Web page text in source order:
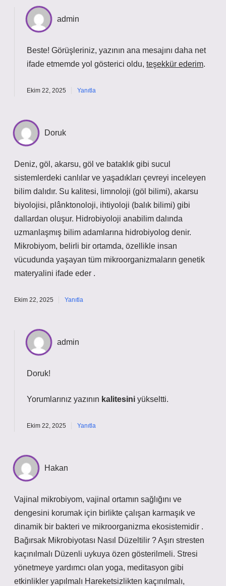
admin
Beste! Görüşleriniz, yazının ana mesajını daha net
ifade etmemde yol gösterici oldu, teşekkür ederim.
Ekim 22, 2025 Yanıtla
Doruk
Deniz, göl, akarsu, göl ve bataklık gibi sucul
sistemlerdeki canlılar ve yaşadıkları çevreyi inceleyen
bilim dalıdır. Su kalitesi, limnoloji (göl bilimi), akarsu
biyolojisi, plânktonoloji, ihtiyoloji (balık bilimi) gibi
dallardan oluşur. Hidrobiyoloji anabilim dalında
uzmanlaşmış bilim adamlarına hidrobiyolog denir.
Mikrobiyom, belirli bir ortamda, özellikle insan
vücudunda yaşayan tüm mikroorganizmaların genetik
materyalini ifade eder .
Ekim 22, 2025 Yanıtla
admin
Doruk!
Yorumlarınız yazının kalitesini yükseltti.
Ekim 22, 2025 Yanıtla
Hakan
Vajinal mikrobiyom, vajinal ortamın sağlığını ve
dengesini korumak için birlikte çalışan karmaşık ve
dinamik bir bakteri ve mikroorganizma ekosistemidir .
Bağırsak Mikrobiyotası Nasıl Düzeltilir ? Aşırı stresten
kaçınılmalı Düzenli uykuya özen gösterilmeli. Stresi
yönetmeye yardımcı olan yoga, meditasyon gibi
etkinlikler yapılmalı Hareketsizlikten kaçınılmalı,